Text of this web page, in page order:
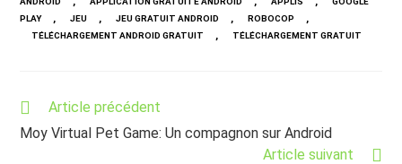
PLAY
, JEU , JEU GRATUIT ANDROID , ROBOCOP ,
TÉLÉCHARGEMENT ANDROID GRATUIT , TÉLÉCHARGEMENT GRATUIT
Read
articles
Article précédent
Moy Virtual Pet Game: Un compagnon sur Android
Article suivant